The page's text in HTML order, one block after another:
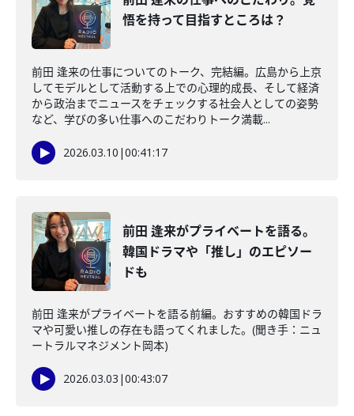
悟を持って目指すところは？
前田 逢来の仕事についてのトーク、完結編。広島から上京
してモデルとして活動する上での心理的成長、そして経済
から政治までニュースをチェックする社会人としての姿勢
など、学びの多い仕事へのこだわりトーク満載...
2026.03.10 |00:41:17
前田 逢来がプライベートを語る。
韓国ドラマや「推し」のエピソー
ドも
前田 逢来がプライベートを語る前編。おすすめの韓国ドラ
マや可愛い推しの存在も語ってくれました。(聞き手：ニュ
ートラルマネジメント岡本)
2026.03.03 |00:43:07